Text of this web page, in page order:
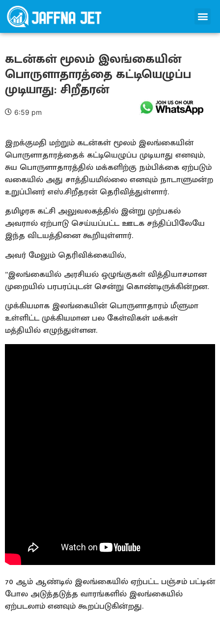
கடன்கள் மூலம் இலங்கையின்
பொருளாதாரத்தை கட்டியெழுப்ப
முடியாது: சிறீதரன்
6:59 pm
இறக்குமதி மற்றும் கடன்கள் மூலம் இலங்கையின்
பொருளாதாரத்தைக் கட்டியெழுப்ப முடியாது எனவும்,
சுய பொருளாதாரத்தில் மக்களிற்கு நம்பிக்கை ஏற்படும்
வகையில் அது சாத்தியமில்லை எனவும் நாடாளுமன்ற
உறுப்பினர் எஸ்.சிறீதரன் தெரிவித்துள்ளார்.
தமிழரசு கட்சி அலுவலகத்தில் இன்று முற்பகல்
அவரால் ஏற்பாடு செய்யப்பட்ட ஊடக சந்திப்பிலேயே
இந்த விடயத்தினை கூறியுள்ளார்.
அவர் மேலும் தெரிவிக்கையில்,
”இலங்கையில் அரசியல் ஒழுங்குகள் வித்தியாசமான
முறையில் பரபரப்புடன் சென்று கொண்டிருக்கின்றன.
முக்கியமாக இலங்கையின் பொருளாதாரம் மீளுமா
உள்ளிட்ட முக்கியமான பல கேள்விகள் மக்கள்
மத்தியில் எழுந்துள்ளன.
70 ஆம் ஆண்டில் இலங்கையில் ஏற்பட்ட பஞ்சம் பட்டின்
போல அடுத்தடுத்த வாரங்களில் இலங்கையில்
ஏற்படலாம் எனவும் கூறப்படுகின்றது.